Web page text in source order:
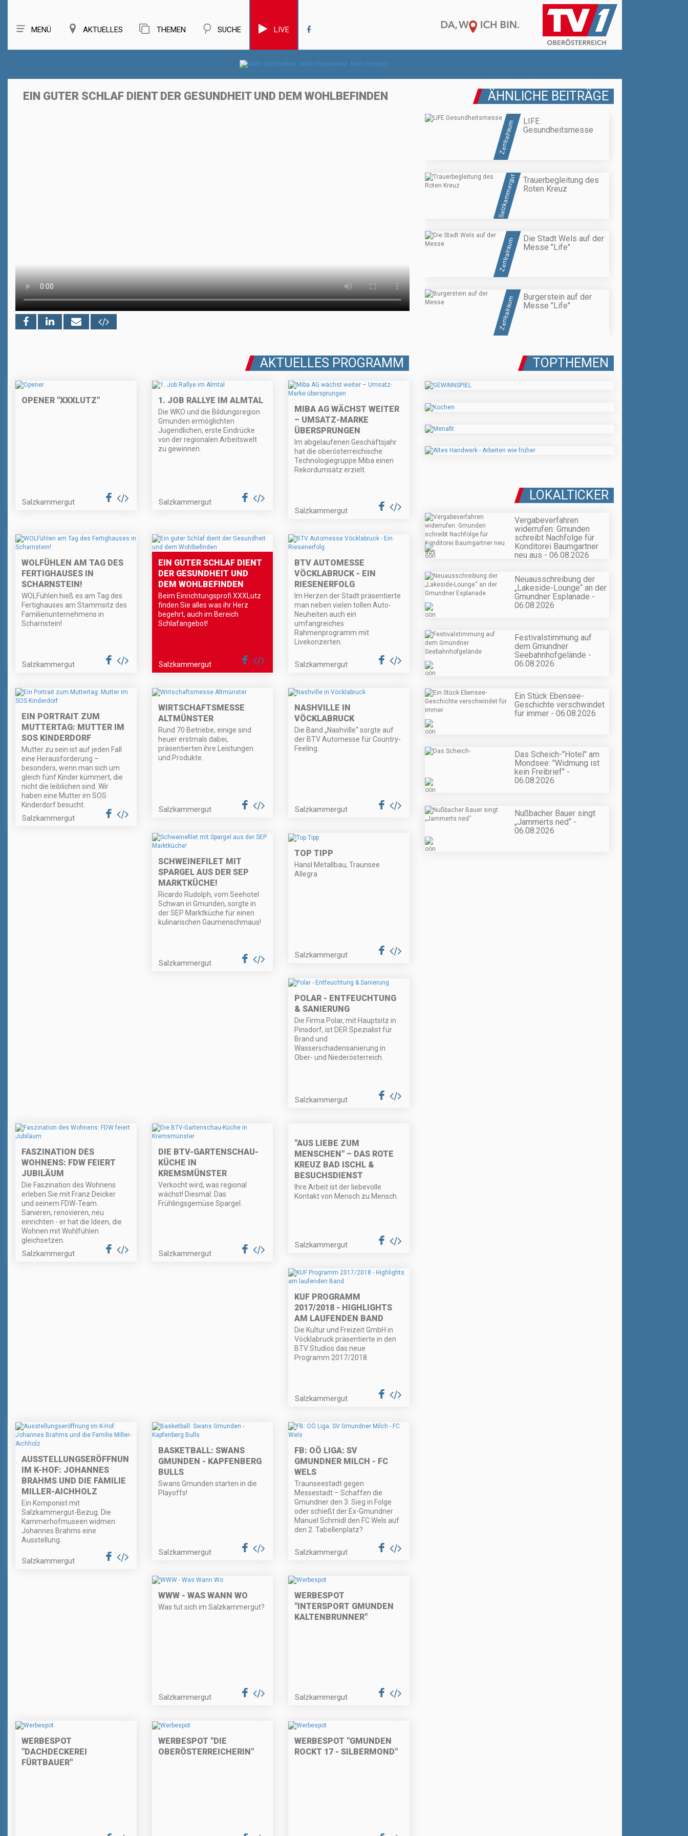
MENÜ AKTUELLES THEMEN SUCHE LIVE
EIN GUTER SCHLAF DIENT DER GESUNDHEIT UND DEM WOHLBEFINDEN ÄHNLICHE BEITRÄGE
Zentralraum
LIFE
Gesundheitsmesse
Salzkammergut
Trauerbegleitung des
Roten Kreuz
Zentralraum
Die Stadt Wels auf der
Messe "Life"
Zentralraum
Burgerstein auf der
Messe "Life"
AKTUELLES PROGRAMM
OPENER "XXXLUTZ"
Salzkammergut
1. JOB RALLYE IM ALMTAL
Die WKO und die Bildungsregion
Gmunden ermöglichten
Jugendlichen, erste Eindrücke
von der regionalen Arbeitswelt
zu gewinnen.
Salzkammergut
MIBA AG WÄCHST WEITER
– UMSATZ-MARKE
ÜBERSPRUNGEN
Im abgelaufenen Geschäftsjahr
hat die oberösterreichische
Technologiegruppe Miba einen
Rekordumsatz erzielt.
Salzkammergut
WOLFÜHLEN AM TAG DES
FERTIGHAUSES IN
SCHARNSTEIN!
WOLFühlen hieß es am Tag des
Fertighauses am Stammsitz des
Familienunternehmens in
Scharnstein!
Salzkammergut
EIN GUTER SCHLAF DIENT
DER GESUNDHEIT UND
DEM WOHLBEFINDEN
Beim Einrichtungsprofi XXXLutz
finden Sie alles was ihr Herz
begehrt, auch im Bereich
Schlafangebot!
Salzkammergut
BTV AUTOMESSE
VÖCKLABRUCK - EIN
RIESENERFOLG
Im Herzen der Stadt präsentierte
man neben vielen tollen Auto-
Neuheiten auch ein
umfangreiches
Rahmenprogramm mit
Livekonzerten.
Salzkammergut
EIN PORTRAIT ZUM
MUTTERTAG: MUTTER IM
SOS KINDERDORF
Mutter zu sein ist auf jeden Fall
eine Herausforderung –
besonders, wenn man sich um
gleich fünf Kinder kümmert, die
nicht die leiblichen sind. Wir
haben eine Mutter im SOS
Kinderdorf besucht.
Salzkammergut
WIRTSCHAFTSMESSE
ALTMÜNSTER
Rund 70 Betriebe, einige sind
heuer erstmals dabei,
präsentierten ihre Leistungen
und Produkte.
Salzkammergut
NASHVILLE IN
VÖCKLABRUCK
Die Band „Nashville“ sorgte auf
der BTV Automesse für Country-
Feeling.
Salzkammergut
SCHWEINEFILET MIT
SPARGEL AUS DER SEP
MARKTKÜCHE!
Ricardo Rudolph, vom Seehotel
Schwan in Gmunden, sorgte in
der SEP Marktküche für einen
kulinarischen Gaumenschmaus!
Salzkammergut
TOP TIPP
Hansl Metallbau, Traunsee
Allegra
Salzkammergut
POLAR - ENTFEUCHTUNG
& SANIERUNG
Die Firma Polar, mit Hauptsitz in
Pinsdorf, ist DER Spezialist für
Brand und
Wasserschadensanierung in
Ober- und Niederösterreich.
Salzkammergut
FASZINATION DES
WOHNENS: FDW FEIERT
JUBILÄUM
Die Faszination des Wohnens
erleben Sie mit Franz Deicker
und seinem FDW-Team.
Sanieren, renovieren, neu
einrichten - er hat die Ideen, die
Wohnen mit Wohlfühlen
gleichsetzen.
Salzkammergut
DIE BTV-GARTENSCHAU-
KÜCHE IN
KREMSMÜNSTER
Verkocht wird, was regional
wächst! Diesmal: Das
Frühlingsgemüse Spargel.
Salzkammergut
"AUS LIEBE ZUM
MENSCHEN" – DAS ROTE
KREUZ BAD ISCHL &
BESUCHSDIENST
Ihre Arbeit ist der liebevolle
Kontakt von Mensch zu Mensch.
Salzkammergut
KUF PROGRAMM
2017/2018 - HIGHLIGHTS
AM LAUFENDEN BAND
Die Kultur und Freizeit GmbH in
Vöcklabruck präsentierte in den
BTV Studios das neue
Programm 2017/2018.
Salzkammergut
AUSSTELLUNGSERÖFFNUNG
IM K-HOF: JOHANNES
BRAHMS UND DIE FAMILIE
MILLER-AICHHOLZ
Ein Komponist mit
Salzkammergut-Bezug. Die
Kammerhofmuseen widmen
Johannes Brahms eine
Ausstellung.
Salzkammergut
BASKETBALL: SWANS
GMUNDEN - KAPFENBERG
BULLS
Swans Gmunden starten in die
Playoffs!
Salzkammergut
FB: OÖ LIGA: SV
GMUNDNER MILCH - FC
WELS
Traunseestadt gegen
Messestadt – Schaffen die
Gmundner den 3. Sieg in Folge
oder schießt der Ex-Gmundner
Manuel Schmidl den FC Wels auf
den 2. Tabellenplatz?
Salzkammergut
WWW - WAS WANN WO
Was tut sich im Salzkammergut?
Salzkammergut
WERBESPOT
"INTERSPORT GMUNDEN
KALTENBRUNNER"
Salzkammergut
WERBESPOT
"DACHDECKEREI
FÜRTBAUER"
WERBESPOT "DIE
OBERÖSTERREICHERIN"
WERBESPOT "GMUNDEN
ROCKT 17 - SILBERMOND"
TOPTHEMEN
LOKALTICKER
Vergabeverfahren
widerrufen: Gmunden
schreibt Nachfolge für
Konditorei Baumgartner
neu aus - 06.08.2026
Neuausschreibung der
„Lakeside-Lounge“ an der
Gmundner Esplanade -
06.08.2026
Festivalstimmung auf
dem Gmundner
Seebahnhofgelände -
06.08.2026
Ein Stück Ebensee-
Geschichte verschwindet
für immer - 06.08.2026
Das Scheich-"Hotel" am
Mondsee: "Widmung ist
kein Freibrief" -
06.08.2026
Nußbacher Bauer singt
„Jammerts ned“ -
06.08.2026